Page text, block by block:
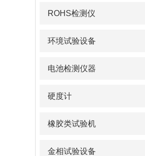
ROHS检测仪
环境试验设备
电池检测仪器
硬度计
橡胶类试验机
金相试验设备